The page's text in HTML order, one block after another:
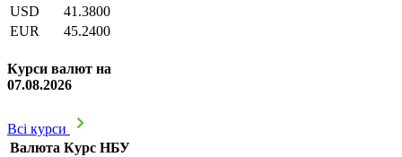
USD
41.3800
EUR
45.2400
Курси валют на
07.08.2026
Всі курси
Валюта Курс НБУ